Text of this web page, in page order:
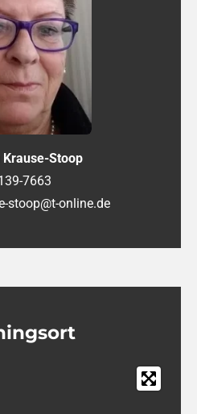
Stoop
7663
stoop@t-online.de